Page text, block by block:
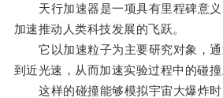
天行加速器是一项具有里程碑意义
加速推动人类科技发展的飞跃。
它以加速粒子为主要研究对象，通
到近光速，从而加速实验过程中的碰撞
这样的碰撞能够模拟宇宙大爆炸时